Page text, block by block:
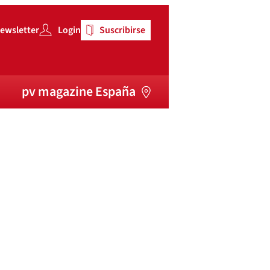
Login Suscribirse
pv magazine España